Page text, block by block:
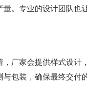
。专业的设计团队也
厂家会提供样式设计
包装，确保最终交付